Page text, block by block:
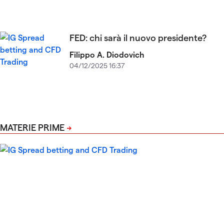
FED: chi sarà il nuovo presidente?
Filippo A. Diodovich
04/12/2025 16:37
MATERIE PRIME